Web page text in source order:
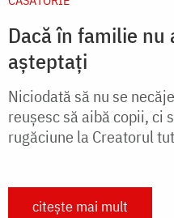
Dacă în familie
așteptați
Niciodată să nu se
reușesc să aibă copii, ci
rugăciune la Creatorul
citește mai mult